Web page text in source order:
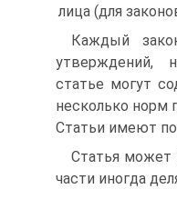
лица (для
Каждый
утверждений,
статье могут
несколько норм
Статьи имеют
Статья может
части иногда